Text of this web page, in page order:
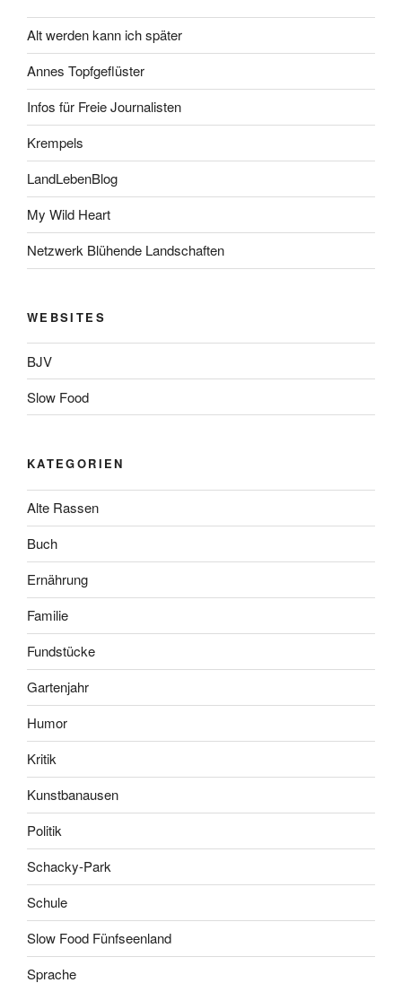
Alt werden kann ich später
Annes Topfgeflüster
Infos für Freie Journalisten
Krempels
LandLebenBlog
My Wild Heart
Netzwerk Blühende Landschaften
WEBSITES
BJV
Slow Food
KATEGORIEN
Alte Rassen
Buch
Ernährung
Familie
Fundstücke
Gartenjahr
Humor
Kritik
Kunstbanausen
Politik
Schacky-Park
Schule
Slow Food Fünfseenland
Sprache